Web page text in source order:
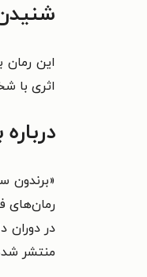
این رمان
اثری با
رمان‌های
در دوران دانشجویی بسیار
منتشر